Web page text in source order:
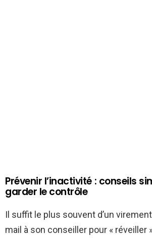
Prévenir l’inactivité : conseils
garder le contrôle
Il suffit le plus souvent d’un
mail à son conseiller pour « réveiller